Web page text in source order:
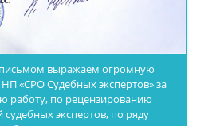
выражаем огромную
«CPO Судебных экспертов» за
работу, по рецензированию
экспертов, по ряду